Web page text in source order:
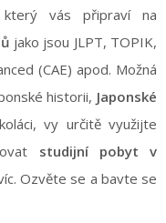
vás připraví na
jako jsou JLPT, TOPIK,
(CAE) apod. Možná
historii, Japonské
vy určitě využijte
studijní pobyt v
Ozvěte se a bavte se